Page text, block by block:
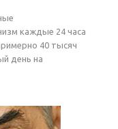
каждые 24 часа
40 тысяч
день на